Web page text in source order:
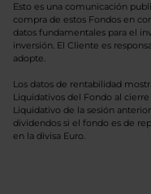
Esto es una comunicación
compra de estos Fondos en
datos fundamentales para el
inversión. El Cliente es
adopte.
Los datos de rentabilidad
Liquidativos del Fondo al
Liquidativo de la sesión
dividendos si el fondo es de
en la divisa Euro.